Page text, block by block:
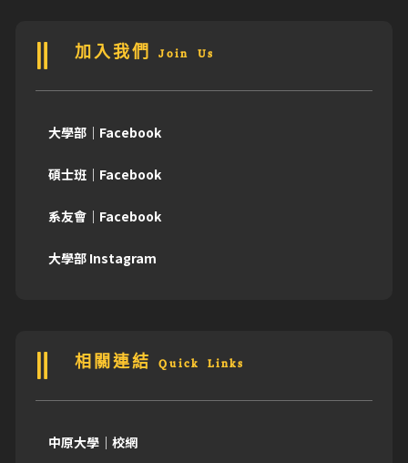
加入我們 Join Us
大學部｜Facebook
碩士班｜Facebook
系友會｜Facebook
大學部 Instagram
相關連結 Quick Links
中原大學｜校網